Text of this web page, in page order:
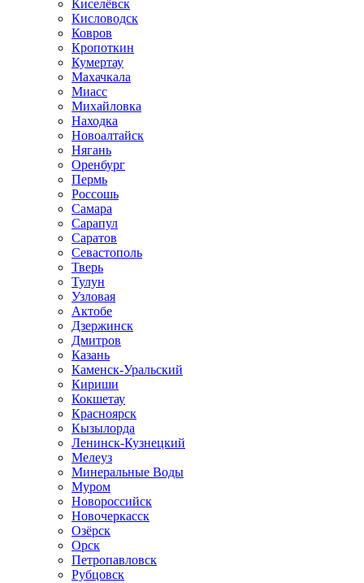
Киселёвск
Кисловодск
Ковров
Кропоткин
Кумертау
Махачкала
Миасс
Михайловка
Находка
Новоалтайск
Нягань
Оренбург
Пермь
Россошь
Самара
Сарапул
Саратов
Севастополь
Тверь
Тулун
Узловая
Актобе
Дзержинск
Дмитров
Казань
Каменск-Уральский
Кириши
Кокшетау
Красноярск
Кызылорда
Ленинск-Кузнецкий
Мелеуз
Минеральные Воды
Муром
Новороссийск
Новочеркасск
Озёрск
Орск
Петропавловск
Рубцовск